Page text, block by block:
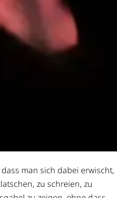
man sich dabei erwischt,
zu schreien, zu